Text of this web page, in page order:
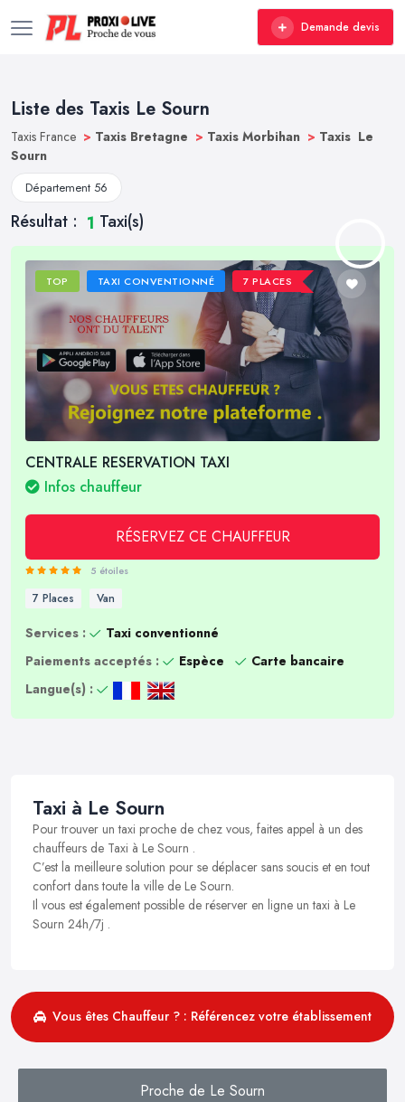
Demande devis
Liste des Taxis Le Sourn
Taxis France > Taxis Bretagne > Taxis Morbihan > Taxis Le
Sourn
Département 56
Résultat : 1 Taxi(s)
TOP TAXI CONVENTIONNÉ 7 PLACES
CENTRALE RESERVATION TAXI
Infos chauffeur
RÉSERVEZ CE CHAUFFEUR
5 étoiles
7 Places Van
Services :
Taxi conventionné
Paiements acceptés :
Espèce
Carte bancaire
Langue(s) :
Taxi à Le Sourn
Pour trouver un taxi proche de chez vous, faites appel à un des
chauffeurs de Taxi à Le Sourn .
C’est la meilleure solution pour se déplacer sans soucis et en tout
confort dans toute la ville de Le Sourn.
Il vous est également possible de réserver en ligne un taxi à Le
Sourn 24h/7j .
Vous êtes Chauffeur ? : Référencez votre établissement
Proche de Le Sourn